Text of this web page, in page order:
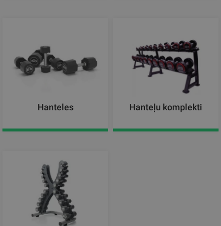
Hanteles Hanteļu komplekti